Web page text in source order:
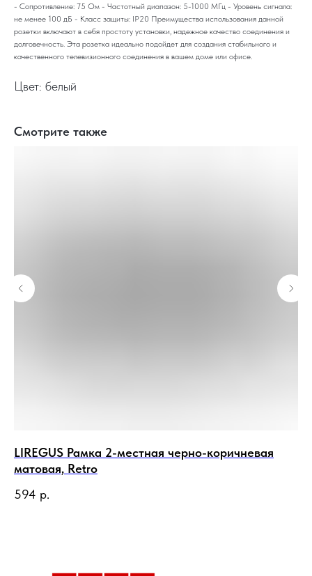
- Сопротивление: 75 Ом - Частотный диапазон: 5-1000 МГц - Уровень сигнала:
не менее 100 дБ - Класс защиты: IP20 Преимущества использования данной
розетки включают в себя простоту установки, надежное качество соединения и
долговечность. Эта розетка идеально подойдет для создания стабильного и
качественного телевизионного соединения в вашем доме или офисе.
Цвет: белый
Смотрите также
LIREGUS Рамка 2-местная черно-коричневая
матовая, Retro
594 р.